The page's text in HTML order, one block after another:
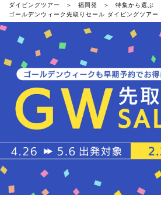
ダイビングツアー 福岡発
特集から選ぶ
ゴールデンウィーク先取りセール ダイビングツアー